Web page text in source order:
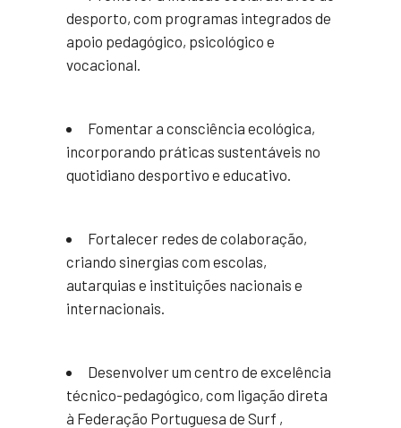
desporto, com programas integrados de
apoio pedagógico, psicológico e
vocacional.
Fomentar a consciência ecológica,
incorporando práticas sustentáveis no
quotidiano desportivo e educativo.
Fortalecer redes de colaboração,
criando sinergias com escolas,
autarquias e instituições nacionais e
internacionais.
Desenvolver um centro de excelência
técnico-pedagógico, com ligação direta
à Federação Portuguesa de Surf ,